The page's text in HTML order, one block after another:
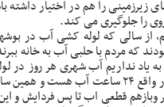
زیرزمینی را هم در اختیار
را جلوگیری می کند.
از سالی که لوله کشی آب در
که مردم با حلبی آب به خانه
به یاد نداریم آب شهری هر روز در
جریان آب،در واقع ۲۴ ساعت
وبازهم قطعی اب تا پس فردایش و